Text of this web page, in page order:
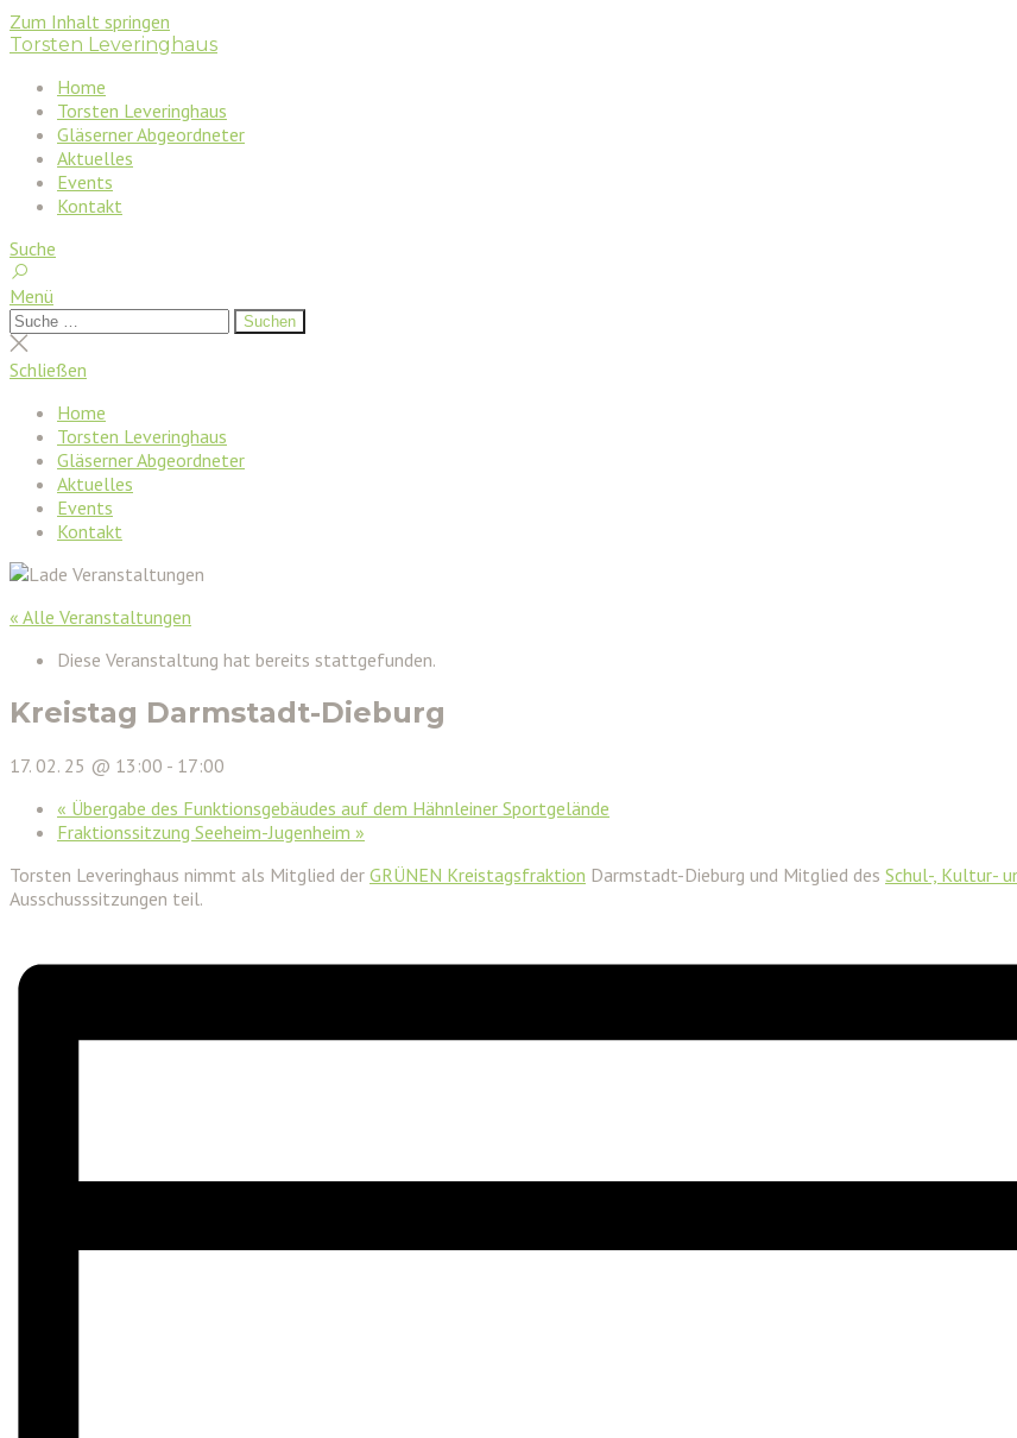
Zum Inhalt springen
Torsten Leveringhaus
Home
Torsten Leveringhaus
Gläserner Abgeordneter
Aktuelles
Events
Kontakt
Suche
Menü
Suchen
nach:
Suchen
Suche
schließen
Schließen
Home
Torsten Leveringhaus
Gläserner Abgeordneter
Aktuelles
Events
Kontakt
« Alle Veranstaltungen
Diese Veranstaltung hat bereits stattgefunden.
Kreistag Darmstadt-Dieburg
17. 02. 25 @ 13:00 - 17:00
« Übergabe des Funktionsgebäudes auf dem Hähnleiner Sportgelände
Fraktionssitzung Seeheim-Jugenheim »
Torsten Leveringhaus nimmt als Mitglied der GRÜNEN Kreistagsfraktion Darmstadt-Dieburg und Mitglied des Schul-, Kultur-
Ausschusssitzungen teil.